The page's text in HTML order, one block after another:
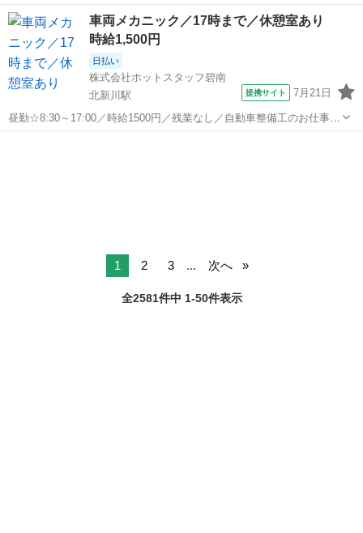
容】 ・駐車場あり ・指定制服あり 週4勤務☆ ※基本的に土・日・月
休みですが連休前は 月曜休みが他の曜日に変更になる場合がございま
す ・一人作業（最初...
愛知 碧南中央駅 その他
車両メカニック／17時まで／休憩室あり
時給1,500円
日払い
株式会社ホットスタッフ碧南
北新川駅
提携サイト 7月21日
昼勤☆8:30～17:00／時給1500円／残業なし／自動車整備工のお仕事！
【仕事内容】 ■奇麗な現場です ■お弁当注文できます ■休憩室あり ■簡
1 2 3 ... 次へ
全2581件中 1-50件表示